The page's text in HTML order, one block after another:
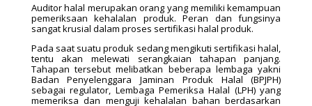
Auditor halal merupakan orang yang memiliki kemampuan
pemeriksaan kehalalan produk. Peran dan fungsinya
sangat krusial dalam proses sertifikasi halal produk.
Pada saat suatu produk sedang mengikuti sertifikasi halal,
tentu akan melewati serangkaian tahapan panjang.
Tahapan tersebut melibatkan beberapa lembaga yakni
Badan Penyelenggara Jaminan Produk Halal (BPJPH)
sebagai regulator, Lembaga Pemeriksa Halal (LPH) yang
memeriksa dan menguji kehalalan bahan berdasarkan